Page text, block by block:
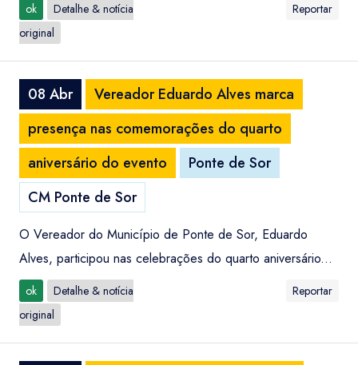
ok
Detalhe & notícia
original
Reportar
08 Abr
Vereador Eduardo Alves marca
presença nas comemorações do quarto
aniversário do evento
Ponte de Sor
CM Ponte de Sor
O Vereador do Município de Ponte de Sor, Eduardo
Alves, participou nas celebrações do quarto aniversário...
ok
Detalhe & notícia
original
Reportar